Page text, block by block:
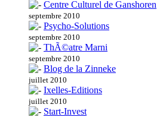
Centre Culturel de Ganshoren
septembre 2010
Psycho-Solutions
septembre 2010
ThÃ©atre Marni
septembre 2010
Blog de la Zinneke
juillet 2010
Ixelles-Editions
juillet 2010
Start-Invest